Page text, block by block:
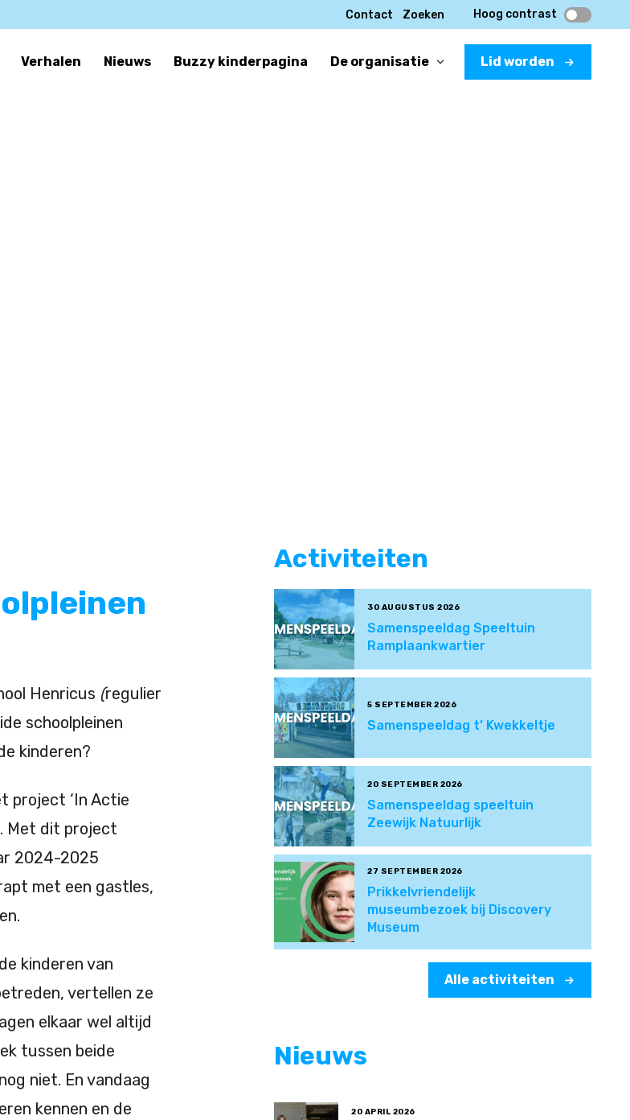
Contact Zoeken Hoog contrast
Verhalen Nieuws Buzzy kinderpagina De organisatie Lid worden
Henricus (regulier
schoolpleinen
kinderen?
project ‘In Actie
Met dit project
2024-2025
met een gastles,
kinderen van
vertellen ze
elkaar wel altijd
tussen beide
niet. En vandaag
kennen en de
Activiteiten
30 AUGUSTUS 2026
Samenspeeldag Speeltuin
Ramplaankwartier
5 SEPTEMBER 2026
Samenspeeldag t’ Kwekkeltje
20 SEPTEMBER 2026
Samenspeeldag speeltuin
Zeewijk Natuurlijk
27 SEPTEMBER 2026
Prikkelvriendelijk
museumbezoek bij Discovery
Museum
Alle activiteiten
Nieuws
20 APRIL 2026